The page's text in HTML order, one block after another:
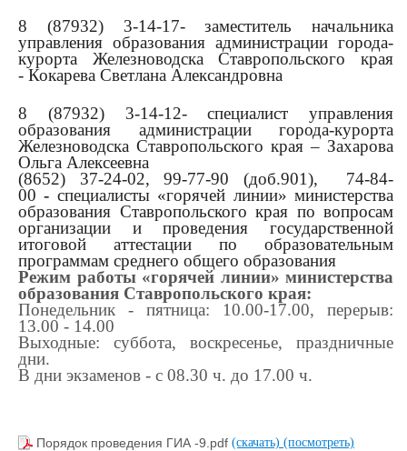
8 (87932) 3-14-17- заместитель начальника
управления образования администрации города-
курорта Железноводска Ставропольского края
- Кокарева Светлана Александровна
8 (87932) 3-14-12- специалист управления
образования администрации города-курорта
Железноводска Ставропольского края – Захарова
Ольга Алексеевна
(8652) 37-24-02, 99-77-90 (доб.901), 74-84-
00 - специалисты «горячей линии» министерства
образования Ставропольского края по вопросам
организации и проведения государственной
итоговой аттестации по образовательным
программам среднего общего образования
Режим работы «горячей линии» министерства
образования Ставропольского края:
Понедельник - пятница: 10.00-17.00, перерыв:
13.00 - 14.00
Выходные: суббота, воскресенье, праздничные
дни.
В дни экзаменов - с 08.30 ч. до 17.00 ч.
Порядок проведения ГИА -9.pdf (скачать) (посмотреть)